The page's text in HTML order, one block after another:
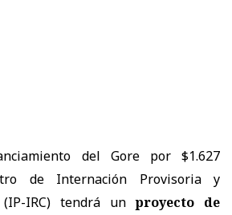
del Gore por $1.627
de Internación Provisoria y
IRC) tendrá un proyecto de